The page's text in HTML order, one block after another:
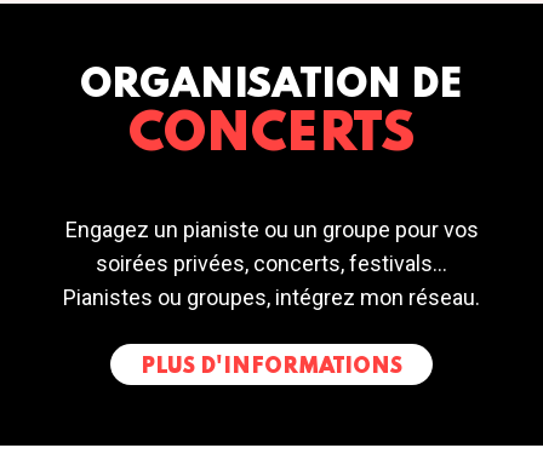
ORGANISATION DE
CONCERTS
Engagez un pianiste ou un groupe pour vos
soirées privées, concerts, festivals...
Pianistes ou groupes, intégrez mon réseau.
PLUS D'INFORMATIONS